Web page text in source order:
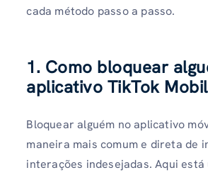
cada método passo a passo.
1. Como bloquear
aplicativo TikTok
Bloquear alguém no aplicativo
maneira mais comum e direta de
interações indesejadas. Aqui está